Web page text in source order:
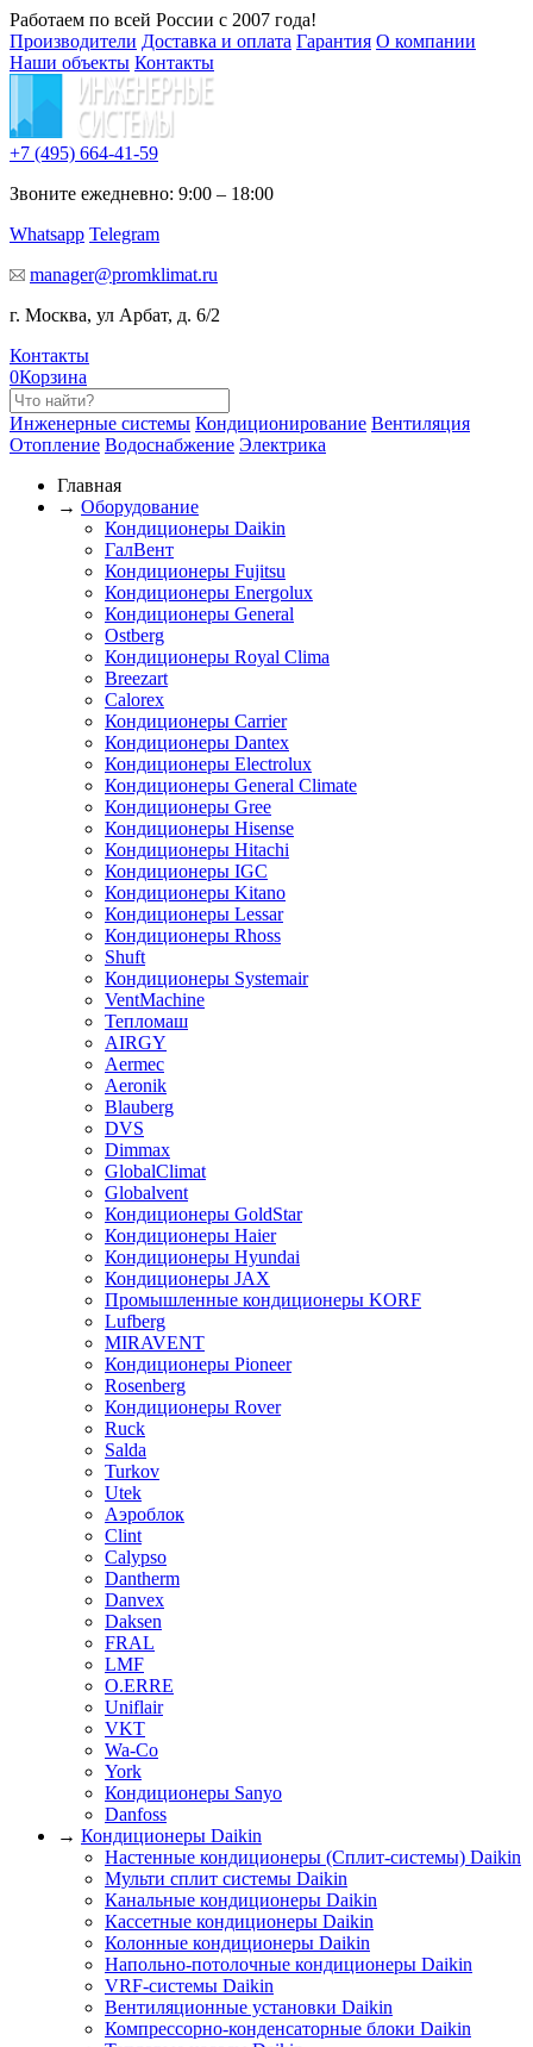
Работаем по всей России с 2007 года!
Производители Доставка и оплата Гарантия О компании
Наши объекты Контакты
+7 (495) 664-41-59
Звоните ежедневно: 9:00 – 18:00
Whatsapp Telegram
manager@promklimat.ru
г. Москва, ул Арбат, д. 6/2
Контакты
0Корзина
Инженерные системы Кондиционирование Вентиляция
Отопление Водоснабжение Электрика
Главная
→ Оборудование
Кондиционеры Daikin
ГалВент
Кондиционеры Fujitsu
Кондиционеры Energolux
Кондиционеры General
Ostberg
Кондиционеры Royal Clima
Breezart
Calorex
Кондиционеры Carrier
Кондиционеры Dantex
Кондиционеры Electrolux
Кондиционеры General Climate
Кондиционеры Gree
Кондиционеры Hisense
Кондиционеры Hitachi
Кондиционеры IGC
Кондиционеры Kitano
Кондиционеры Lessar
Кондиционеры Rhoss
Shuft
Кондиционеры Systemair
VentMachine
Тепломаш
AIRGY
Aermec
Aeronik
Blauberg
DVS
Dimmax
GlobalClimat
Globalvent
Кондиционеры GoldStar
Кондиционеры Haier
Кондиционеры Hyundai
Кондиционеры JAX
Промышленные кондиционеры KORF
Lufberg
MIRAVENT
Кондиционеры Pioneer
Rosenberg
Кондиционеры Rover
Ruck
Salda
Turkov
Utek
Аэроблок
Clint
Calypso
Dantherm
Danvex
Daksen
FRAL
LMF
O.ERRE
Uniflair
VKT
Wa-Co
York
Кондиционеры Sanyo
Danfoss
→ Кондиционеры Daikin
Настенные кондиционеры (Сплит-системы) Daikin
Мульти сплит системы Daikin
Канальные кондиционеры Daikin
Кассетные кондиционеры Daikin
Колонные кондиционеры Daikin
Напольно-потолочные кондиционеры Daikin
VRF-системы Daikin
Вентиляционные установки Daikin
Компрессорно-конденсаторные блоки Daikin